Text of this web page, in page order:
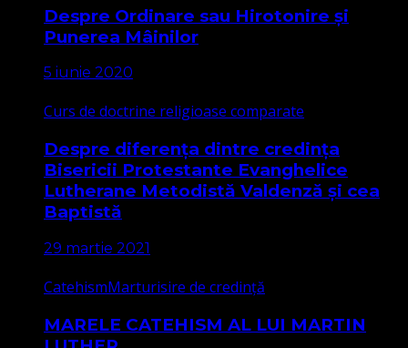
Despre Ordinare sau Hirotonire și
Punerea Mâinilor
5 iunie 2020
Curs de doctrine religioase comparate
Despre diferența dintre credința
Bisericii Protestante Evanghelice
Lutherane Metodistă Valdenză și cea
Baptistă
29 martie 2021
CatehismMarturisire de credință
MARELE CATEHISM AL LUI MARTIN